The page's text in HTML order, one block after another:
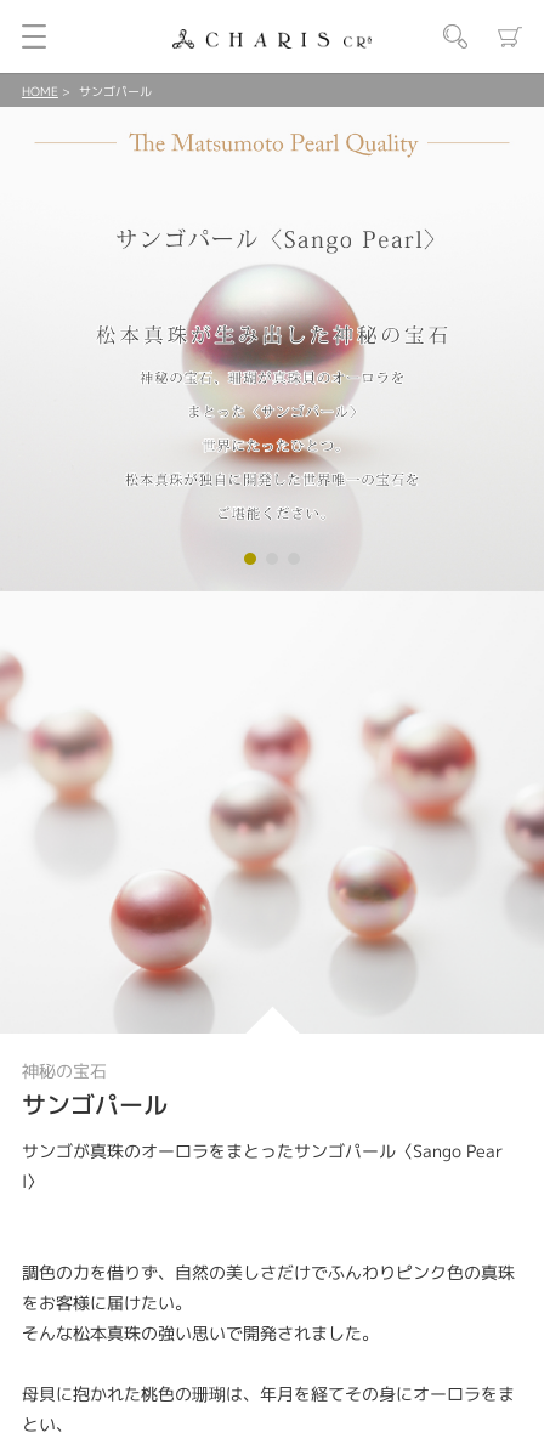
HOME サンゴパール
神秘の宝石
サンゴパール
サンゴが真珠のオーロラをまとったサンゴパール〈Sango Pear
l〉
調色の力を借りず、自然の美しさだけでふんわりピンク色の真珠
をお客様に届けたい。
そんな松本真珠の強い思いで開発されました。
母貝に抱かれた桃色の珊瑚は、年月を経てその身にオーロラをま
とい、